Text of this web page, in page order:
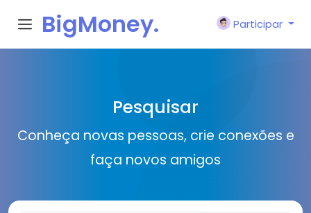
BigMoney.
Participar
Pesquisar
Conheça novas pessoas, crie conexões e
faça novos amigos